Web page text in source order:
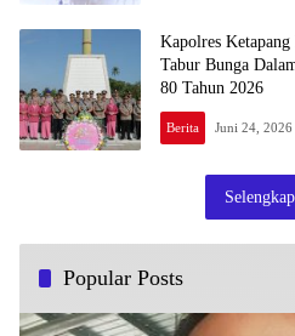
Kapolres
Tabur Bunga
80 Tahun 2026
Berita Juni 24, 2026
Popular Posts